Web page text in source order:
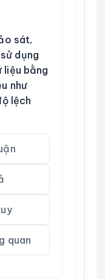
sát,
dụng
bằng
như
lệch
quan